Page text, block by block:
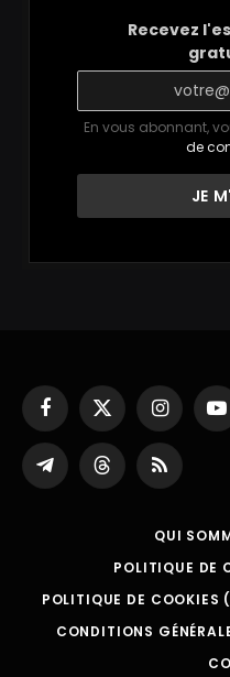
Recevez
En vous abonnant,
de
Facebook
X
(Twitter)
Instagram
Partager
sur
ThreadsRSS
QUI
POLITIQUE DE
POLITIQUE DE COOKIES
CONDITIONS